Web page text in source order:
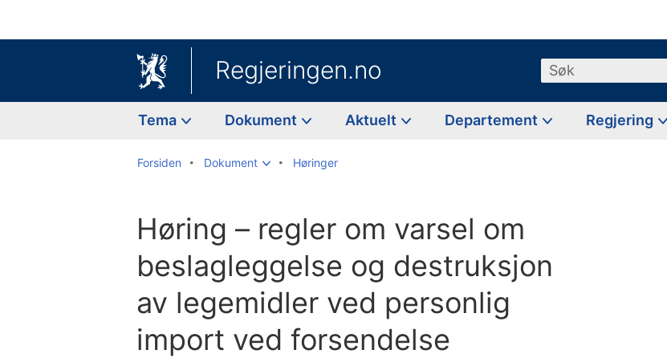
Regjeringen.no Søk
Tema Dokument Aktuelt Departement Regjering
Forsiden Dokument Høringer
Høring – regler om varsel om
beslagleggelse og destruksjon
av legemidler ved personlig
import ved forsendelse